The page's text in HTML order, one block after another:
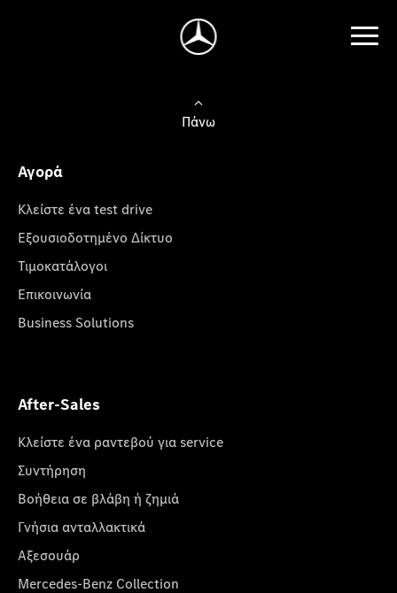
Πάνω
Αγορά
Κλείστε ένα test drive
Εξουσιοδοτημένο Δίκτυο
Τιμοκατάλογοι
Επικοινωνία
Business Solutions
After-Sales
Κλείστε ένα ραντεβού για service
Συντήρηση
Βοήθεια σε βλάβη ή ζημιά
Γνήσια ανταλλακτικά
Αξεσουάρ
Mercedes-Benz Collection